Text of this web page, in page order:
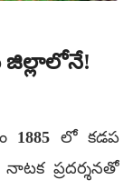
జిల్లాలోనే!
1885 లో కడప
ప్రదర్శనతో